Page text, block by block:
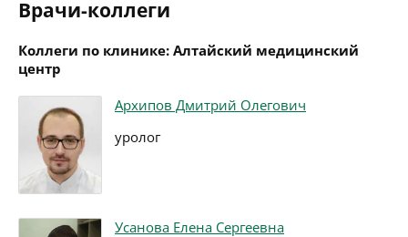
Врачи-коллеги
Коллеги по клинике: Алтайский медицинский
центр
Архипов Дмитрий Олегович
уролог
Усанова Елена Сергеевна